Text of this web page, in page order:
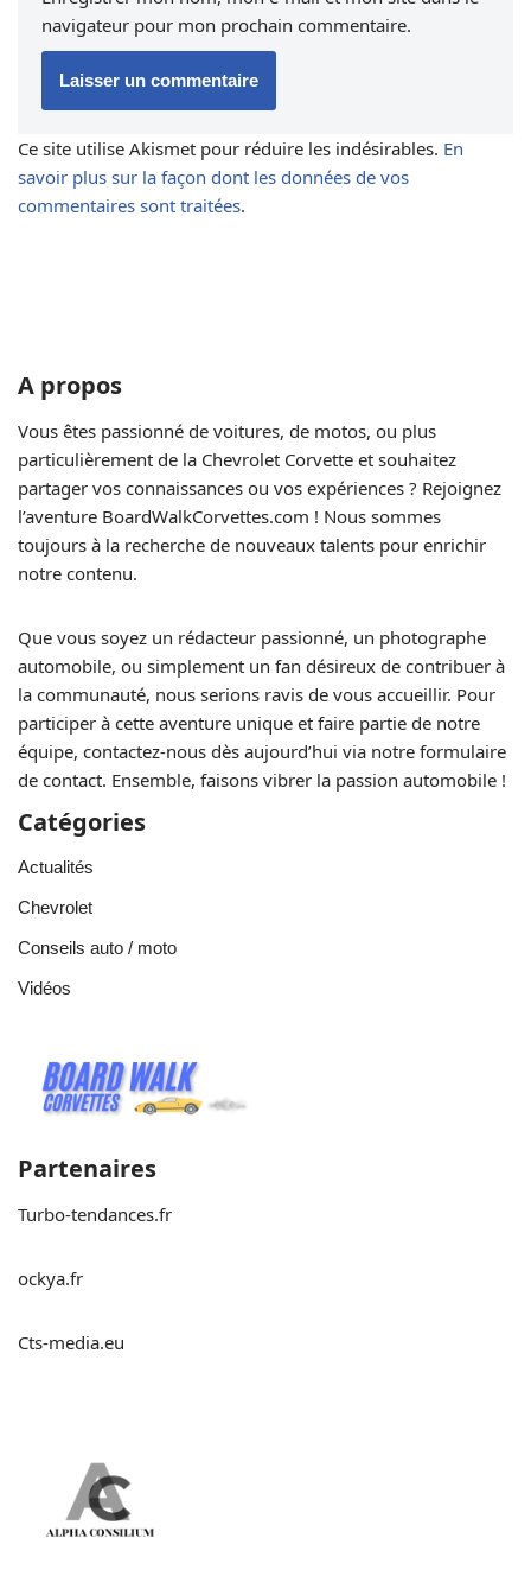
navigateur pour mon prochain commentaire.
Ce site utilise Akismet pour réduire les indésirables. En
savoir plus sur la façon dont les données de vos
commentaires sont traitées.
A propos
Vous êtes passionné de voitures, de motos, ou plus
particulièrement de la Chevrolet Corvette et souhaitez
partager vos connaissances ou vos expériences ? Rejoignez
l’aventure BoardWalkCorvettes.com ! Nous sommes
toujours à la recherche de nouveaux talents pour enrichir
notre contenu.
Que vous soyez un rédacteur passionné, un photographe
automobile, ou simplement un fan désireux de contribuer à
la communauté, nous serions ravis de vous accueillir. Pour
participer à cette aventure unique et faire partie de notre
équipe, contactez-nous dès aujourd’hui via notre formulaire
de contact. Ensemble, faisons vibrer la passion automobile !
Catégories
Actualités
Chevrolet
Conseils auto / moto
Vidéos
Partenaires
Turbo-tendances.fr
ockya.fr
Cts-media.eu